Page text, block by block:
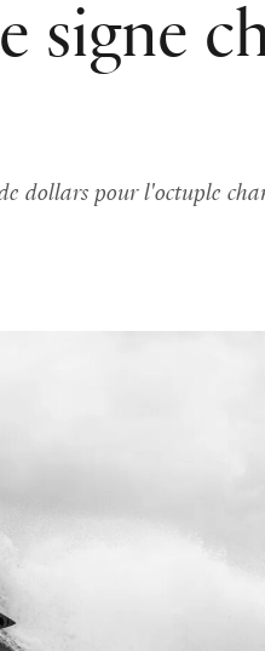
signe
dollars pour l'octuple